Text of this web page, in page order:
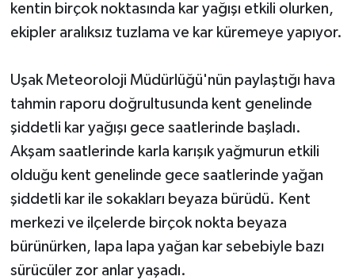
kentin birçok noktasında kar yağışı etkili olurken,
ekipler aralıksız tuzlama ve kar küremeye yapıyor.
Uşak Meteoroloji Müdürlüğü'nün paylaştığı hava
tahmin raporu doğrultusunda kent genelinde
şiddetli kar yağışı gece saatlerinde başladı.
Akşam saatlerinde karla karışık yağmurun etkili
olduğu kent genelinde gece saatlerinde yağan
şiddetli kar ile sokakları beyaza bürüdü. Kent
merkezi ve ilçelerde birçok nokta beyaza
bürünürken, lapa lapa yağan kar sebebiyle bazı
sürücüler zor anlar yaşadı.